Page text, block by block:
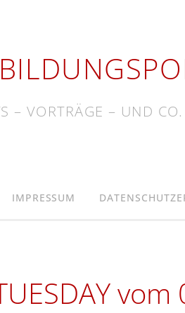
– VORTRÄGE – UND CO.
IMPRESSUM